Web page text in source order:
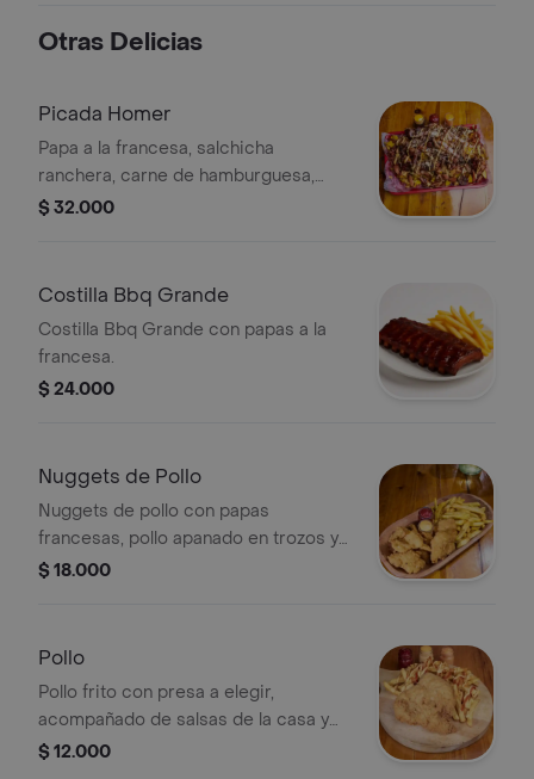
Otras Delicias
Picada Homer
Papa a la francesa, salchicha
ranchera, carne de hamburguesa,
pollo, maduro, tocineta, costilla, maíz,
$ 32.000
Costilla Bbq Grande
Costilla Bbq Grande con papas a la
francesa.
$ 24.000
Nuggets de Pollo
Nuggets de pollo con papas
francesas, pollo apanado en trozos y
salsa a elegir, 6 pz.
$ 18.000
Pollo
Pollo frito con presa a elegir,
acompañado de salsas de la casa y
papas fritas amarillas.
$ 12.000